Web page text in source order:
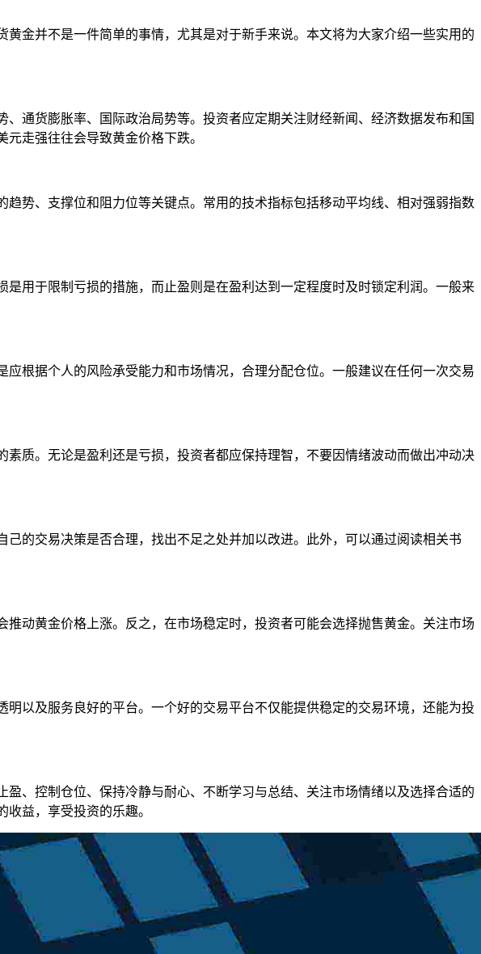
金并不是一件简单的事情，尤其是对于新手来说。本文将为大家介绍一些实用的
通货膨胀率、国际政治局势等。投资者应定期关注财经新闻、经济数据发布和国
走强往往会导致黄金价格下跌。
势、支撑位和阻力位等关键点。常用的技术指标包括移动平均线、相对强弱指数
用于限制亏损的措施，而止盈则是在盈利达到一定程度时及时锁定利润。一般来
根据个人的风险承受能力和市场情况，合理分配仓位。一般建议在任何一次交易
质。无论是盈利还是亏损，投资者都应保持理智，不要因情绪波动而做出冲动决
的交易决策是否合理，找出不足之处并加以改进。此外，可以通过阅读相关书
动黄金价格上涨。反之，在市场稳定时，投资者可能会选择抛售黄金。关注市场
以及服务良好的平台。一个好的交易平台不仅能提供稳定的交易环境，还能为投
、控制仓位、保持冷静与耐心、不断学习与总结、关注市场情绪以及选择合适的
益，享受投资的乐趣。